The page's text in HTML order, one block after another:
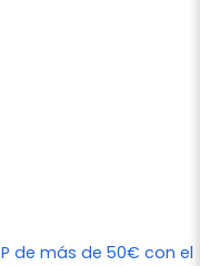
de más de 50€ con el